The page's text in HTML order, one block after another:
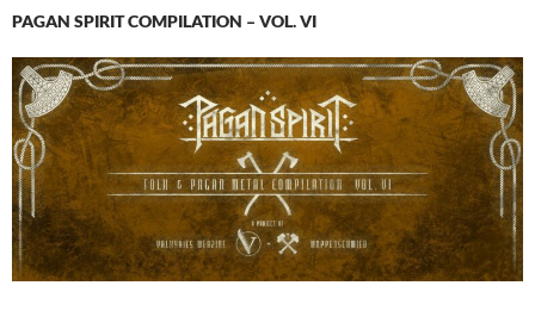
PAGAN SPIRIT COMPILATION – VOL. VI